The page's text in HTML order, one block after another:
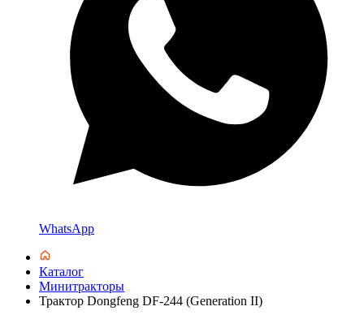
WhatsApp
Каталог
Минитракторы
Трактор Dongfeng DF-244 (Generation II)